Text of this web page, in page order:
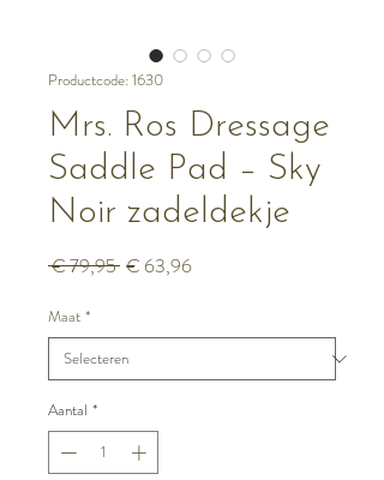
Productcode: 1630
Mrs. Ros Dressage
Saddle Pad – Sky
Noir zadeldekje
€ 79,95 Normale
€ 63,96Verkoopprijs
Maat *
Aantal *